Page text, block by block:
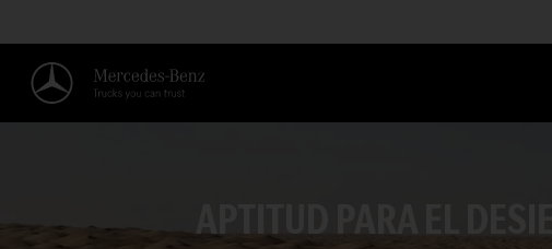
APTITUD PARA EL